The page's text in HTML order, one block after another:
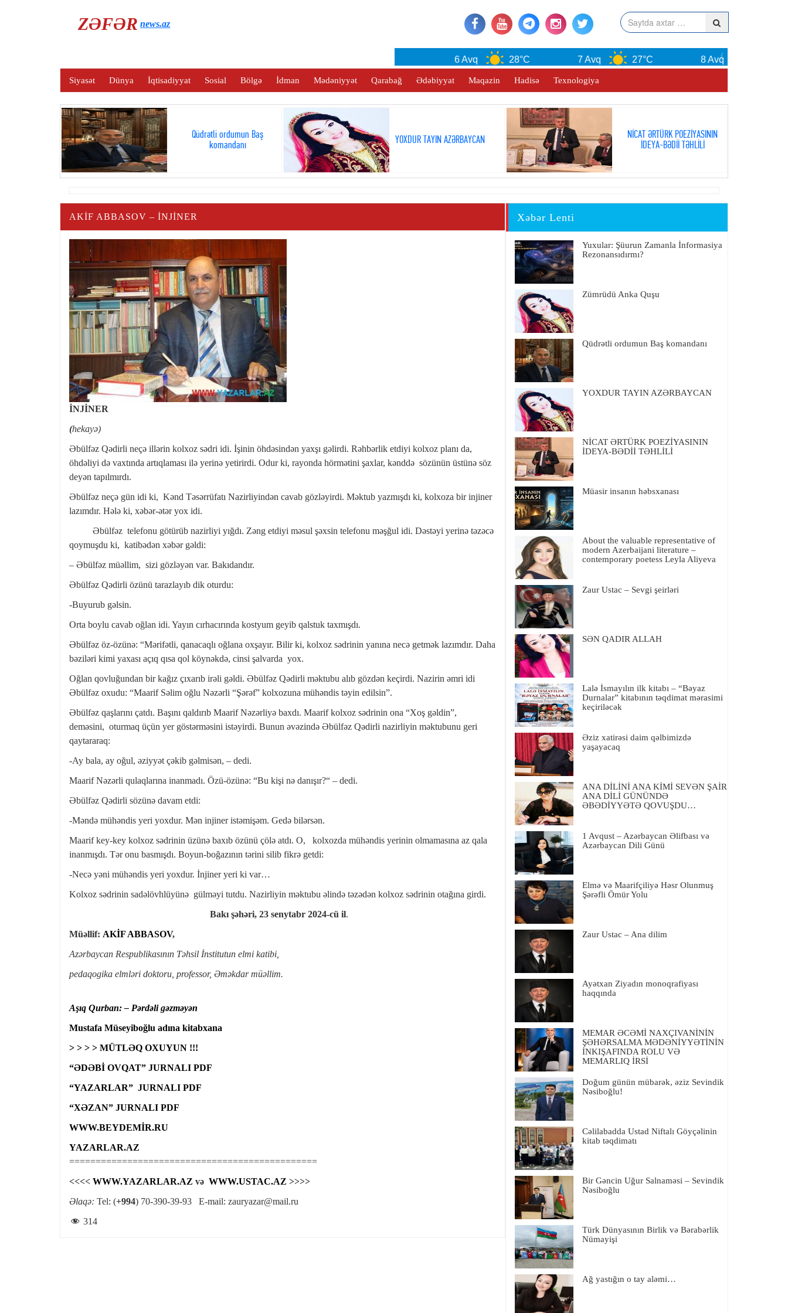
ZƏFƏRnews.az
6 Avq 28°C 7 Avq 27°C 8 Avq
Siyasət Dünya İqtisadiyyat Sosial Bölgə İdman Mədəniyyət Qarabağ Ədəbiyyat Maqazin Hadisə Texnologiya
Qüdrətli ordumun Baş
komandanı
YOXDUR TAYIN AZƏRBAYCAN
NİCAT ƏRTÜRK POEZİYASININ
İDEYA-BƏDİİ TƏHLİLİ
AKIF ABBASOV – İNJİNER
İNJİNER
(hekayə)
Əbülfəz Qədirli neçə illərin kolxoz sədri idi. İşinin öhdəsindən yaxşı gəlirdi. Rəhbərlik etdiyi kolxoz planı da,
öhdəliyi də vaxtında artıqlaması ilə yerinə yetirirdi. Odur ki, rayonda hörmətini şaxlar, kənddə sözünün üstünə söz
deyən tapılmırdı.
Əbülfəz neçə gün idi ki, Kənd Təsərrüfatı Nazirliyindən cavab gözləyirdi. Məktub yazmışdı ki, kolxoza bir injiner
lazımdır. Hələ ki, xəbər-ətər yox idi.
Əbülfəz telefonu götürüb nazirliyi yığdı. Zəng etdiyi məsul şəxsin telefonu məşğul idi. Dəstəyi yerinə təzəcə
qoymuşdu ki, katibədən xəbər gəldi:
– Əbülfəz müəllim, sizi gözləyən var. Bakıdandır.
Əbülfəz Qədirli özünü tarazlayıb dik oturdu:
-Buyurub gəlsin.
Orta boylu cavab oğlan idi. Yayın cırhacırında kostyum geyib qalstuk taxmışdı.
Əbülfəz öz-özünə: “Mərifətli, qanacaqlı oğlana oxşayır. Bilir ki, kolxoz sədrinin yanına necə getmək lazımdır. Daha
bəziləri kimi yaxası açıq qısa qol köynəkdə, cinsi şalvarda yox.
Oğlan qovluğundan bir kağız çıxarıb irəli gəldi. Əbülfəz Qədirli məktubu alıb gözdən keçirdi. Nazirin əmri idi
Əbülfəz oxudu: “Maarif Səlim oğlu Nəzərli “Şərəf” kolxozuna mühəndis təyin edilsin”.
Əbülfəz qaşlarını çatdı. Başını qaldırıb Maarif Nəzərliyə baxdı. Maarif kolxoz sədrinin ona “Xoş gəldin”,
deməsini, oturmaq üçün yer göstərməsini istəyirdi. Bunun əvəzində Əbülfəz Qədirli nazirliyin məktubunu geri
qaytararaq:
-Ay bala, ay oğul, əziyyət çəkib gəlmisən, – dedi.
Maarif Nəzərli qulaqlarına inanmadı. Özü-özünə: “Bu kişi nə danışır?“ – dedi.
Əbülfəz Qədirli sözünə davam etdi:
-Məndə mühəndis yeri yoxdur. Mən injiner istəmişəm. Gedə bilərsən.
Maarif key-key kolxoz sədrinin üzünə baxıb özünü çölə atdı. O, kolxozda mühəndis yerinin olmamasına az qala
inanmışdı. Tər onu basmışdı. Boyun-boğazının tərini silib fikrə getdi:
-Necə yəni mühəndis yeri yoxdur. İnjiner yeri ki var…
Kolxoz sədrinin sadəlövhlüyünə gülməyi tutdu. Nazirliyin məktubu əlində təzədən kolxoz sədrinin otağına girdi.
Bakı şəhəri, 23 senytabr 2024-cü il.
Müəllif: AKİF ABBASOV,
Azərbaycan Respublikasının Təhsil İnstitutun elmi katibi,
pedaqogika elmləri doktoru, professor, Əməkdar müəllim.
Aşıq Qurban: – Pərdəli gəzməyən
Mustafa Müseyiboğlu adına kitabxana
> > > > MÜTLƏQ OXUYUN !!!
“ƏDƏBİ OVQAT” JURNALI PDF
“YAZARLAR” JURNALI PDF
“XƏZAN” JURNALI PDF
WWW.BEYDEMİR.RU
YAZARLAR.AZ
===============================================
<<<< WWW.YAZARLAR.AZ və WWW.USTAC.AZ >>>>
Əlaqə: Tel: (+994) 70-390-39-93 E-mail: zauryazar@mail.ru
314
Xəbər Lenti
Yuxular: Şüurun Zamanla İnformasiya
Rezonansıdırmı?
Zümrüdü Anka Quşu
Qüdrətli ordumun Baş komandanı
YOXDUR TAYIN AZƏRBAYCAN
NİCAT ƏRTÜRK POEZİYASININ
İDEYA-BƏDİİ TƏHLİLİ
Müasir insanın həbsxanası
About the valuable representative of
modern Azerbaijani literature –
contemporary poetess Leyla Aliyeva
Zaur Ustac – Sevgi şeirləri
SƏN QADIR ALLAH
Lalə İsmayılın ilk kitabı – “Bəyaz
Durnalar” kitabının təqdimat mərasimi
keçiriləcək
Əziz xatirəsi daim qəlbimizdə
yaşayacaq
ANA DİLİNİ ANA KİMİ SEVƏN ŞAİR
ANA DİLİ GÜNÜNDƏ
ƏBƏDİYYƏTƏ QOVUŞDU…
1 Avqust – Azərbaycan Əlifbası və
Azərbaycan Dili Günü
Elmə və Maarifçiliyə Həsr Olunmuş
Şərəfli Ömür Yolu
Zaur Ustac – Ana dilim
Ayətxan Ziyadın monoqrafiyası
haqqında
MEMAR ƏCƏMİ NAXÇIVANİNİN
ŞƏHƏRSALMA MƏDƏNİYYƏTİNİN
İNKIŞAFINDA ROLU VƏ
MEMARLIQ İRSİ
Doğum günün mübarək, əziz Sevindik
Nəsiboğlu!
Cəlilabadda Ustad Niftalı Göyçəlinin
kitab təqdimatı
Bir Gəncin Uğur Salnaməsi – Sevindik
Nəsiboğlu
Türk Dünyasının Birlik və Bərabərlik
Nümayişi
Ağ yastığın o tay aləmi…